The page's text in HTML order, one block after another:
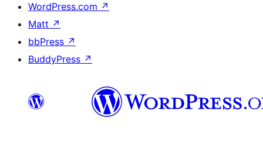
WordPress.com ↗
Matt ↗
bbPress ↗
BuddyPress ↗